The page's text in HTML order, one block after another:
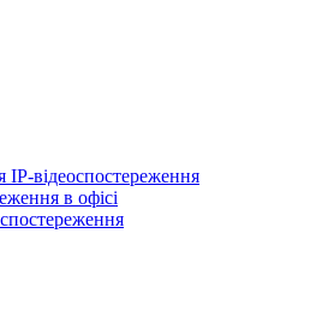
IP-відеоспостереження
в офісі